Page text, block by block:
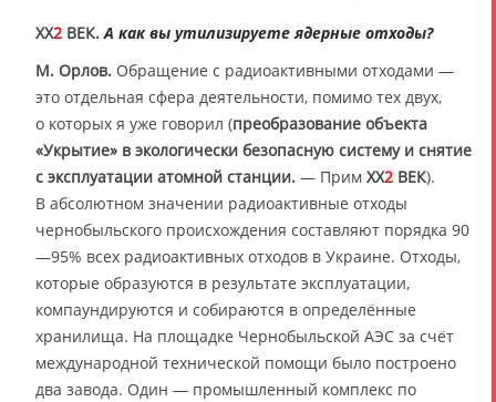
XX2 ВЕК. А как вы утилизируете ядерные отходы?
М. Орлов. Обращение с радиоактивными отходами —
это отдельная сфера деятельности, помимо тех двух,
о которых я уже говорил (преобразование объекта
«Укрытие» в экологически безопасную систему и снятие
с эксплуатации атомной станции. — Прим XX2 ВЕК).
В абсолютном значении радиоактивные отходы
чернобыльского происхождения составляют порядка 90
—95% всех радиоактивных отходов в Украине. Отходы,
которые образуются в результате эксплуатации,
компаундируются и собираются в определённые
хранилища. На площадке Чернобыльской АЭС за счёт
международной технической помощи было построено
два завода. Один — промышленный комплекс по